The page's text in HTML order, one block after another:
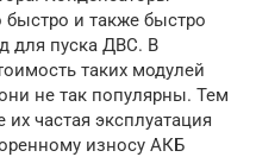
и также быстро
для пуска ДВС. В
таких модулей
не так популярны. Тем
их частая эксплуатация
износу АКБ